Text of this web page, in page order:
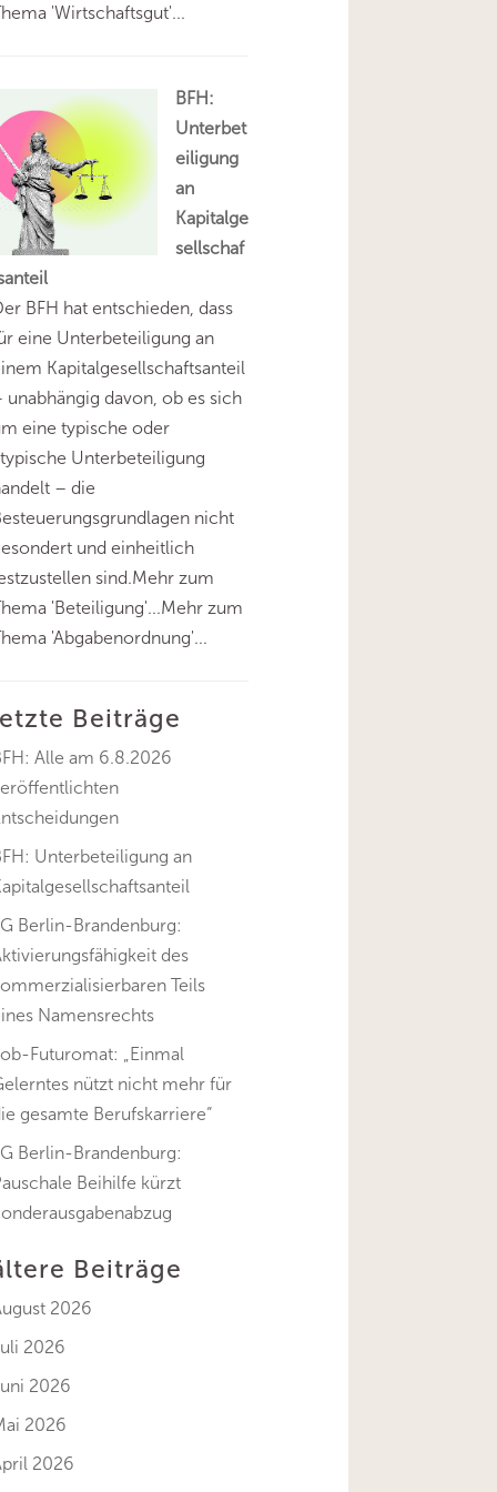
'Wirtschaftsgut'...
BFH:
Unterbet
eiligung
an
Kapitalge
sellschaf
BFH hat entschieden, dass
eine Unterbeteiligung an
Kapitalgesellschaftsanteil
unabhängig davon, ob es sich
eine typische oder
Unterbeteiligung
– die
nicht
und einheitlich
sind.Mehr zum
'Beteiligung'...Mehr zum
'Abgabenordnung'...
Beiträge
Alle am 6.8.2026
Unterbeteiligung an
Berlin-Brandenburg:
des
Teils
Namensrechts
Futuromat: „Einmal
nützt nicht mehr für
gesamte Berufskarriere“
Berlin-Brandenburg:
Beihilfe kürzt
Beiträge
2026
2026
2026
2026
2026